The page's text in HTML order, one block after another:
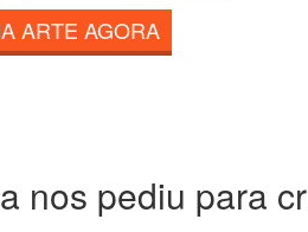
ARTE AGORA
nos pediu para